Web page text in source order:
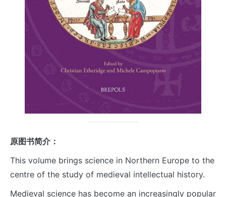
原图书简介：
This volume brings science in Northern Europe to the
centre of the study of medieval intellectual history.
Medieval science has become an increasingly popular